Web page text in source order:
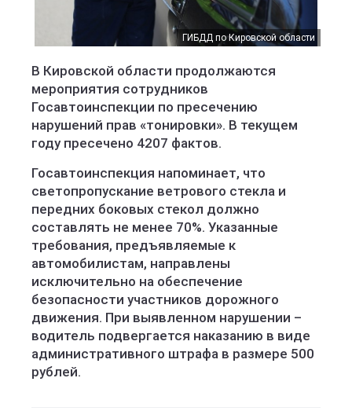
ГИБДД по Кировской области
В Кировской области продолжаются
мероприятия сотрудников
Госавтоинспекции по пресечению
нарушений прав «тонировки». В текущем
году пресечено 4207 фактов.
Госавтоинспекция напоминает, что
светопропускание ветрового стекла и
передних боковых стекол должно
составлять не менее 70%. Указанные
требования, предъявляемые к
автомобилистам, направлены
исключительно на обеспечение
безопасности участников дорожного
движения. При выявленном нарушении –
водитель подвергается наказанию в виде
административного штрафа в размере 500
рублей.